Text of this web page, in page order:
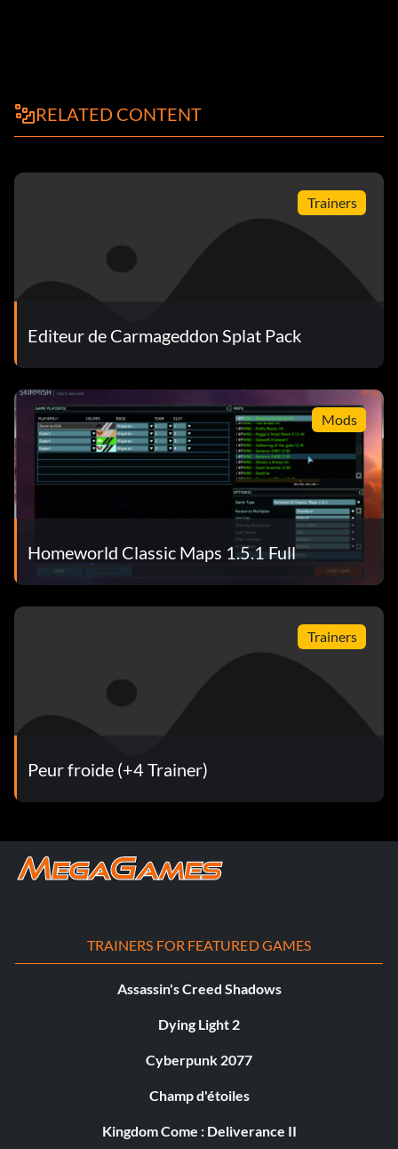
RELATED CONTENT
Trainers
Editeur de Carmageddon Splat Pack
Mods
Homeworld Classic Maps 1.5.1 Full
Trainers
Peur froide (+4 Trainer)
TRAINERS FOR FEATURED GAMES
Assassin's Creed Shadows
Dying Light 2
Cyberpunk 2077
Champ d'étoiles
Kingdom Come : Deliverance II